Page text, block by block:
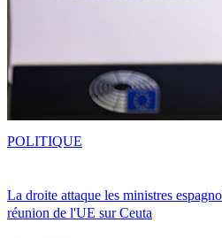
La droite attaque les ministres
réunion de l'UE sur Ceuta
POLITIQUE